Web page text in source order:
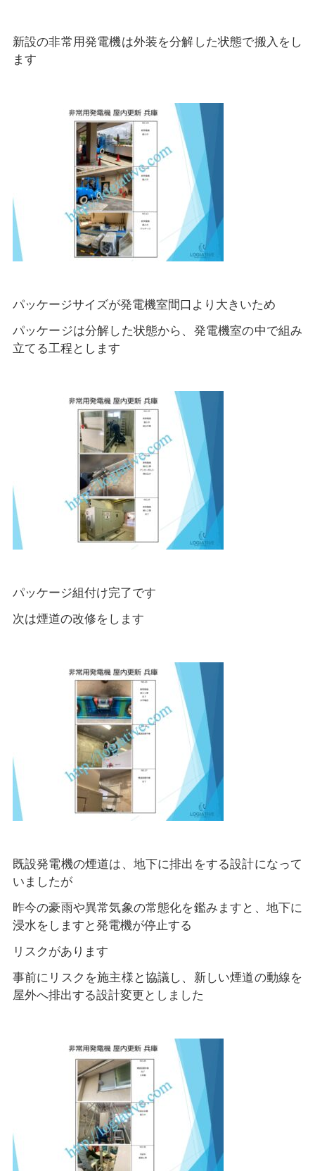
新設の非常用発電機は外装を分解した状態で搬入をし
ます
パッケージサイズが発電機室間口より大きいため
パッケージは分解した状態から、発電機室の中で組み
立てる工程とします
パッケージ組付け完了です
次は煙道の改修をします
既設発電機の煙道は、地下に排出をする設計になって
いましたが
昨今の豪雨や異常気象の常態化を鑑みますと、地下に
浸水をしますと発電機が停止する
リスクがあります
事前にリスクを施主様と協議し、新しい煙道の動線を
屋外へ排出する設計変更としました